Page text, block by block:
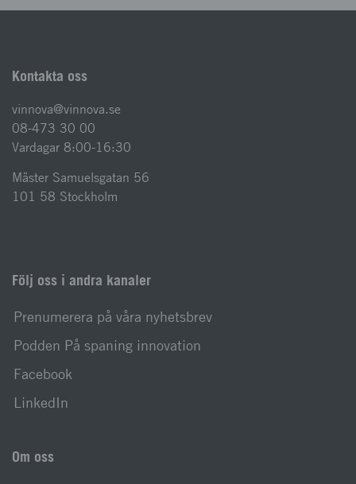
Kontakta oss
vinnova@vinnova.se
08-473 30 00
Vardagar 8:00-16:30
Mäster Samuelsgatan 56
101 58 Stockholm
Följ oss i andra kanaler
Prenumerera på våra nyhetsbrev
Podden På spaning innovation
Facebook
LinkedIn
Om oss